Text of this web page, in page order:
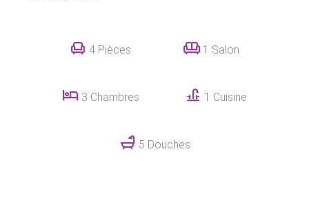
4 Pièces 1 Salon
3 Chambres 1 Cuisine
5 Douches